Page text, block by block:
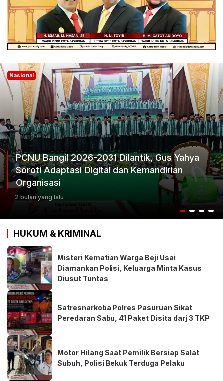
Yahya
Nasional
Ketum Progib Dorong Rapimwil
Keputusan Terbaik
HUKUM & KRIMINAL
Misteri Kematian Warga Beji Usai
Diamankan Polisi, Keluarga Minta Kasus
Diusut Tuntas
Satresnarkoba Polres Pasuruan Sikat
Peredaran Sabu, 41 Paket Disita darj 3 TKP
Motor Hilang Saat Pemilik Bersiap Salat
Subuh, Polisi Bekuk Terduga Pelaku